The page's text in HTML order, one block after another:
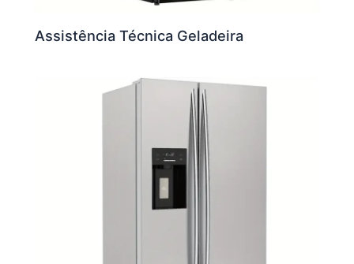
Assistência Técnica Geladeira